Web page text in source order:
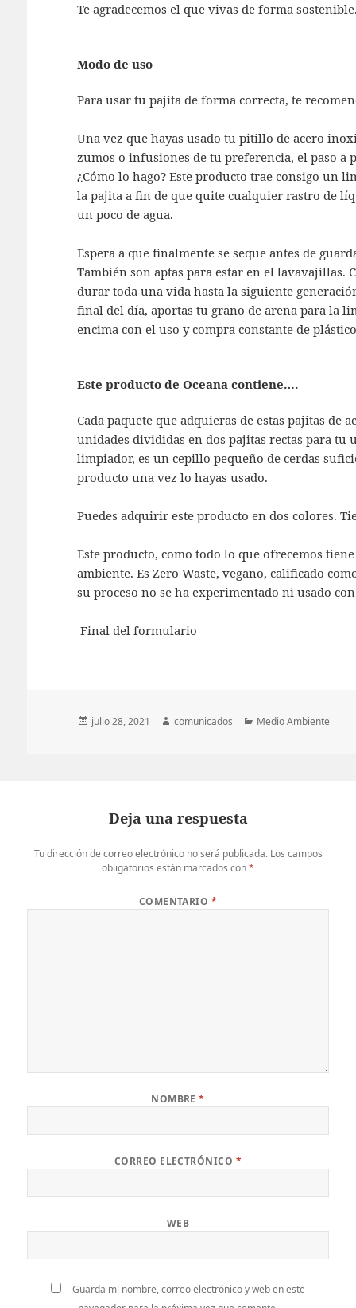
Te agradecemos el que vivas de forma
Modo de uso
Para usar tu pajita de forma correcta, te
Una vez que hayas usado tu pitillo de acero
zumos o infusiones de tu preferencia, el paso
¿Cómo lo hago? Este producto trae consigo un
la pajita a fin de que quite cualquier rastro de
un poco de agua.
Espera a que finalmente se seque antes de
También son aptas para estar en el lavavajillas.
durar toda una vida hasta la siguiente
final del día, aportas tu grano de arena para la
encima con el uso y compra constante de
Este producto de Oceana contiene….
Cada paquete que adquieras de estas pajitas de
unidades divididas en dos pajitas rectas para tu
limpiador, es un cepillo pequeño de cerdas
producto una vez lo hayas usado.
Puedes adquirir este producto en dos colores.
Este producto, como todo lo que ofrecemos
ambiente. Es Zero Waste, vegano, calificado
su proceso no se ha experimentado ni usado
Final del formulario
Publicado
julio 28, 2021 Autor
comunicados Categorías
Medio Ambiente
Deja una respuesta
Tu dirección de correo electrónico no será publicada. Los campos
obligatorios están marcados con*
COMENTARIO *
NOMBRE*
CORREO ELECTRÓNICO *
WEB
Guarda mi nombre, correo electrónico y web en este